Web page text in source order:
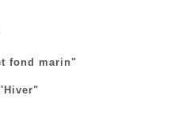
fond marin"